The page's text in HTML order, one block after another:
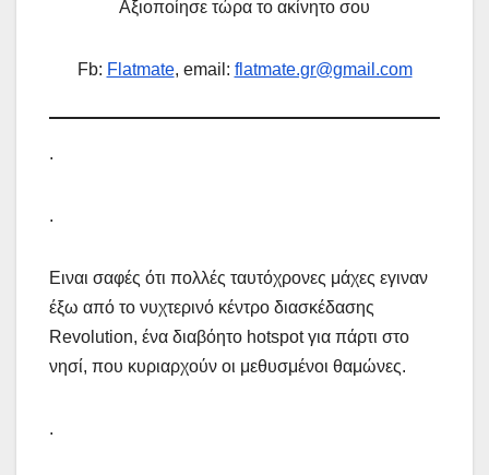
Αξιοποίησε τώρα το ακίνητο σου
Fb: Flatmate, email: flatmate.gr@gmail.com
.
.
Ειναι σαφές ότι πολλές ταυτόχρονες μάχες εγιναν
έξω από το νυχτερινό κέντρο διασκέδασης
Revolution, ένα διαβόητο hotspot για πάρτι στο
νησί, που κυριαρχούν οι μεθυσμένοι θαμώνες.
.